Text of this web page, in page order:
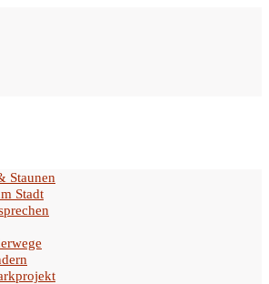
Staunen
Stadt